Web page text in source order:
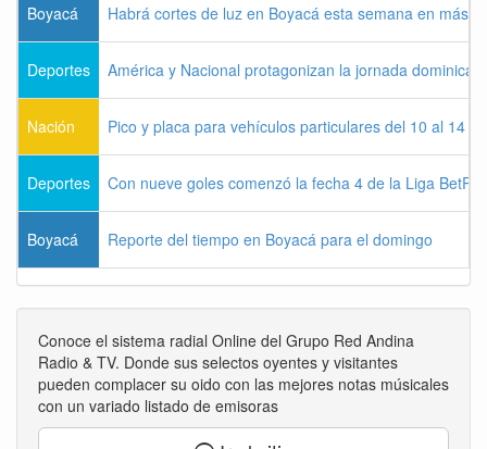
Boyacá Habrá cortes de luz en Boyacá esta semana en más
Deportes América y Nacional protagonizan la jornada dominical
Nación Pico y placa para vehículos particulares del 10 al 14
Deportes Con nueve goles comenzó la fecha 4 de la Liga
Boyacá Reporte del tiempo en Boyacá para el domingo
Conoce el sistema radial Online del Grupo Red Andina
Radio & TV. Donde sus selectos oyentes y visitantes
pueden complacer su oido con las mejores notas músicales
con un variado listado de emisoras